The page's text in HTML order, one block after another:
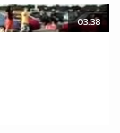
03:38